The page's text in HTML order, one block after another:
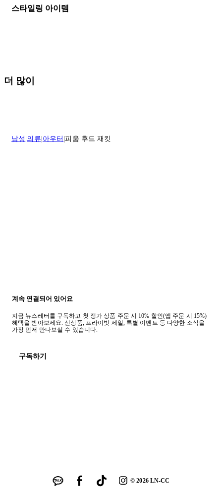
세일 기간에는 배송이 다소 지연될 수 있습니다. 궁금하신 점이 있거
나 도움이 필요하신 경우 고객센터로 문의해 주세요.
스타일링 아이템
더 많이
남성 의류 아우터 피움 후드 재킷
계속 연결되어 있어요
지금 뉴스레터를 구독하고 첫 정가 상품 주문 시 10% 할인(앱 주문 시 15%)
혜택을 받아보세요. 신상품, 프라이빗 세일, 특별 이벤트 등 다양한 소식을
가장 먼저 만나보실 수 있습니다.
구독하기
©2026LN-CC